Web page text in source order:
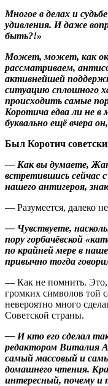
Многое в делах и
удивления. И даже
быть?!»
Может, может, как
рассматриваем,
активнейшей
ситуацию сплошного
происходить самые
Коротича едва ли не в
буквально ещё вчера
Был Коротич
— Как вы думаете, Жан
встретившись сейчас
нашего антигероя,
— Разумеется, далеко
— Чувствуете,
пору горбачёвской
по крайней мере в
привычно тогда
— Как не помнить. Это,
громких символов той
невероятно много
Советской страны.
— И кто его сделал
редактором Виталия
самый массовый и
домашнего чтения.
интересный, почему и